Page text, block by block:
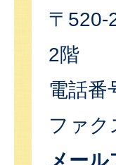
〒520-
2階
電話番
ファク
メー